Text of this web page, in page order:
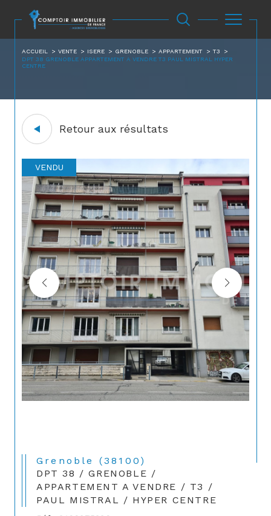
ACCUEIL VENTE ISERE GRENOBLE APPARTEMENT
T3
DPT 38 GRENOBLE APPARTEMENT A VENDRE T3 PAUL MISTRAL HYPER
CENTRE
Retour aux résultats
VENDU
Grenoble (38100)
DPT 38 / GRENOBLE /
APPARTEMENT A VENDRE / T3 /
PAUL MISTRAL / HYPER CENTRE